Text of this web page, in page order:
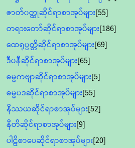
ဇာတ်၀တ္ထုဆိုင်ရာစာအုပ်များ[55]
တရားတော်ဆိုင်ရာစာအုပ်များ[186]
ထေရုပ္ပတ္တိဆိုင်ရာစာအုပ်များ[69]
ဒီပနီဆိုင်ရာစာအုပ်များ[65]
ဓမ္မကဗျာဆိုင်ရာစာအုပ်များ[5]
ဓမ္မပဒဆိုင်ရာစာအုပ်များ[55]
နိဿယဆိုင်ရာစာအုပ်များ[52]
နီတိဆိုင်ရာစာအုပ်များ[9]
ပါဠိစာပေဆိုင်ရာစာအုပ်များ[20]